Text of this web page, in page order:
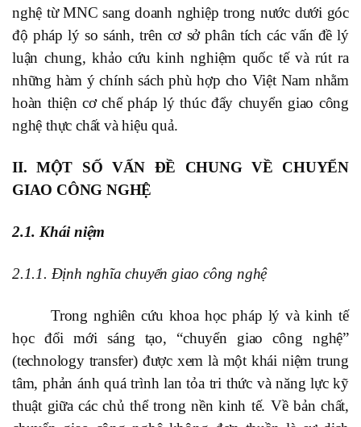
nghệ từ MNC sang doanh nghiệp trong nước dưới góc
độ pháp lý so sánh, trên cơ sở phân tích các vấn đề lý
luận chung, khảo cứu kinh nghiệm quốc tế và rút ra
những hàm ý chính sách phù hợp cho Việt Nam nhằm
hoàn thiện cơ chế pháp lý thúc đẩy chuyển giao công
nghệ thực chất và hiệu quả.
II. MỘT SỐ VẤN ĐỀ CHUNG VỀ CHUYỂN
GIAO CÔNG NGHỆ
2.1. Khái niệm
2.1.1. Định nghĩa chuyển giao công nghệ
Trong nghiên cứu khoa học pháp lý và kinh tế
học đổi mới sáng tạo, “chuyển giao công nghệ”
(technology transfer) được xem là một khái niệm trung
tâm, phản ánh quá trình lan tỏa tri thức và năng lực kỹ
thuật giữa các chủ thể trong nền kinh tế. Về bản chất,